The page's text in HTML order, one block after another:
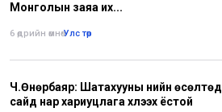
Монголын заяа их...
6 өдрийн өмнө•Улс төр
Ч.Өнөрбаяр: Шатахууны үнийн өсөлтөд
сайд нар хариуцлага хүлээх ёстой